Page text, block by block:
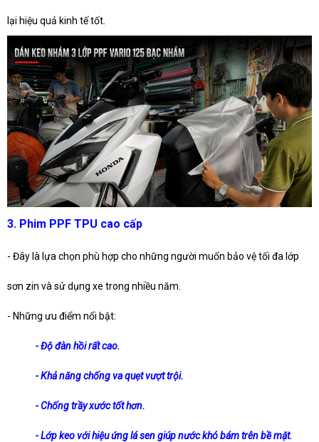
lại hiệu quả kinh tế tốt.
3. Phim PPF TPU cao cấp
- Đây là lựa chọn phù hợp cho những người muốn bảo vệ tối đa lớp
sơn zin và sử dụng xe trong nhiều năm.
- Những ưu điểm nổi bật:
- Độ đàn hồi rất cao.
- Khả năng chống va quẹt vượt trội.
- Chống trầy xước tốt hơn.
- Lớp keo với hiệu ứng lá sen giúp nước khó bám trên bề mặt.